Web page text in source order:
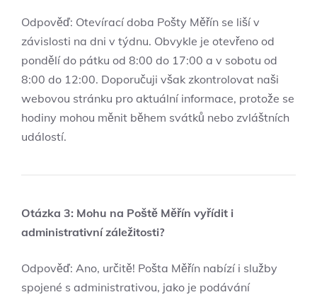
Odpověď: Otevírací doba Pošty Měřín se liší v
závislosti na dni v týdnu. Obvykle je otevřeno od
pondělí do pátku od 8:00 do 17:00 a v sobotu od
8:00 do 12:00. Doporučuji však zkontrolovat naši
webovou stránku pro aktuální informace, protože se
hodiny mohou měnit během svátků nebo zvláštních
událostí.
Otázka 3: Mohu na Poště Měřín vyřídit i
administrativní záležitosti?
Odpověď: Ano, určitě! Pošta Měřín nabízí i služby
spojené s administrativou, jako je podávání